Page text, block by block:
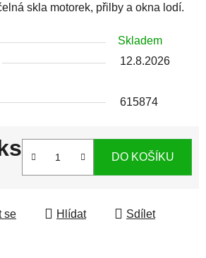
skla motorek, přilby a okna lodí.
Skladem
12.8.2026
615874
DO KOŠÍKU
se Hlídat Sdílet